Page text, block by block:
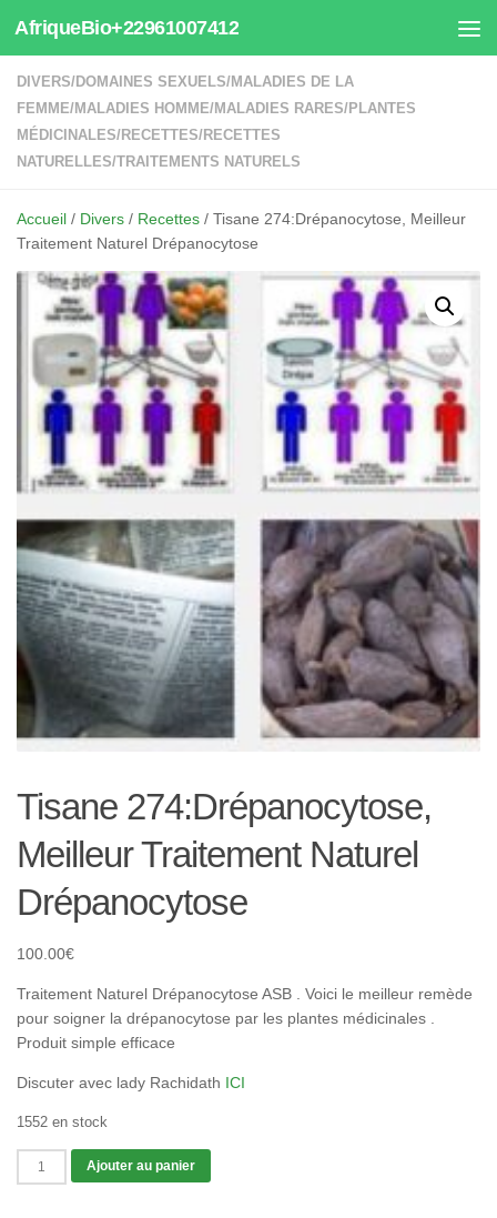
Au dessous du contenu
AfriqueBio+22961007412
DIVERS/ DOMAINES SEXUELS/MALADIES DE LA
FEMME/MALADIES HOMME/MALADIES RARES/ PLANTES
MÉDICINALES/ RECETTES/ RECETTES
NATURELLES/TRAITEMENTS NATURELS
Accueil / Divers / Recettes / Tisane 274:Drépanocytose, Meilleur
Traitement Naturel Drépanocytose
Tisane 274:Drépanocytose,
Meilleur Traitement Naturel
Drépanocytose
100.00€
Traitement Naturel Drépanocytose ASB . Voici le meilleur remède
pour soigner la drépanocytose par les plantes médicinales .
Produit simple efficace
Discuter avec lady Rachidath ICI
1552 en stock
quantité
de
Ajouter au panier